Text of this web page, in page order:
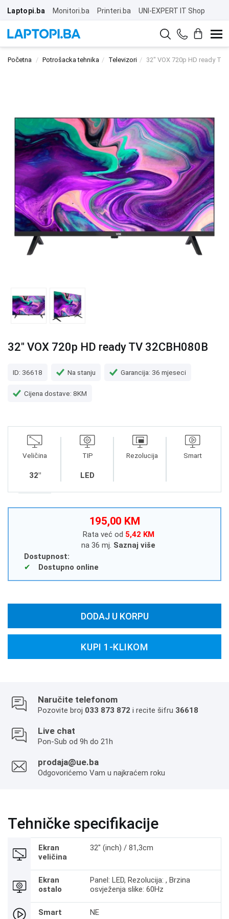
Laptopi.ba Monitori.ba Printeri.ba UNI-EXPERT IT Shop
Početna Potrošacka tehnika Televizori 32" VOX 720p HD ready TV
32" VOX 720p HD ready TV 32CBH080B
ID: 36618 Na stanju Garancija: 36 mjeseci
Cijena dostave: 8KM
Veličina
32"
TIP
LED
Rezolucija Smart
195,00 KM
Rata već od 5,42 KM
na 36 mj. Saznaj više
Dostupnost:
Dostupno online
DODAJ U KORPU
KUPI 1-KLIKOM
Naručite telefonom
Pozovite broj 033 873 872 i recite šifru 36618
Live chat
Pon-Sub od 9h do 21h
prodaja@ue.ba
Odgovorićemo Vam u najkraćem roku
Tehničke specifikacije
Ekran
veličina
32" (inch) / 81,3cm
Ekran
ostalo
Panel: LED, Rezolucija: , Brzina
osvježenja slike: 60Hz
Smart NE